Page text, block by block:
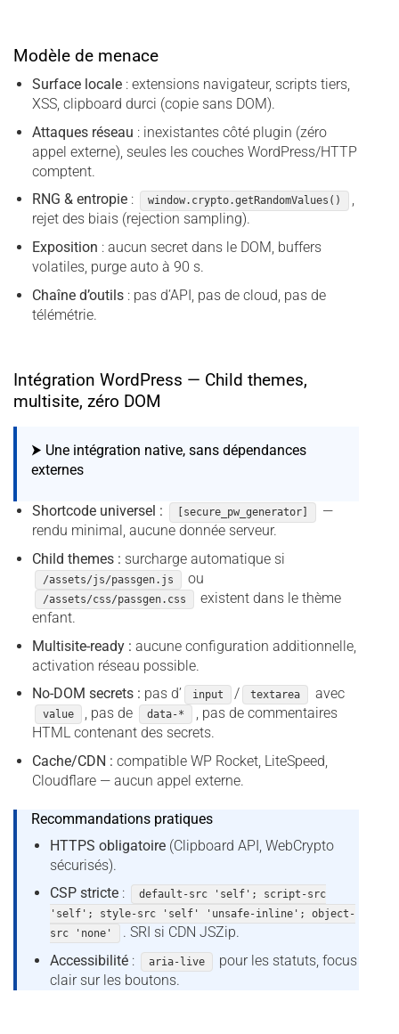
Modèle de menace
Surface locale: extensions navigateur, scripts tiers,
XSS, clipboard durci (copie sans DOM).
Attaques réseau : inexistantes côté plugin (zéro
appel externe), seules les couches WordPress/HTTP
comptent.
RNG & entropie: window.crypto.getRandomValues()
,
rejet des biais (rejection sampling).
Exposition : aucun secret dans le DOM, buffers
volatiles, purge auto à 90 s.
Chaîne d’outils: pas d’API, pas de cloud, pas de
télémétrie.
Intégration WordPress — Child themes,
multisite, zéro DOM
⮞ Une intégration native, sans dépendances
externes
Shortcode universel : [secure_pw_generator]
—
rendu minimal, aucune donnée serveur.
Child themes : surcharge automatique si
/assets/js/passgen.js ou
/assets/css/passgen.css
existent dans le thème
enfant.
Multisite-ready : aucune configuration additionnelle,
activation réseau possible.
No-DOM secrets : pas d’ input / textarea avec
value , pas de data-*
, pas de commentaires
HTML contenant des secrets.
Cache/CDN : compatible WP Rocket, LiteSpeed,
Cloudflare — aucun appel externe.
Recommandations pratiques
HTTPS obligatoire(Clipboard API, WebCrypto
sécurisés).
CSP stricte:
default-src 'self'; script-src
'self'; style-src 'self' 'unsafe-inline'; object-
src 'none'
. SRI si CDN JSZip.
Accessibilité: aria-live
pour les statuts, focus
clair sur les boutons.